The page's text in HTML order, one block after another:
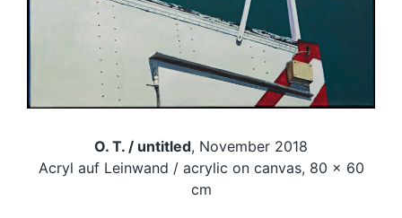
O. T. / untitled, November 2018
Acryl auf Leinwand / acrylic on canvas, 80 x 60
cm